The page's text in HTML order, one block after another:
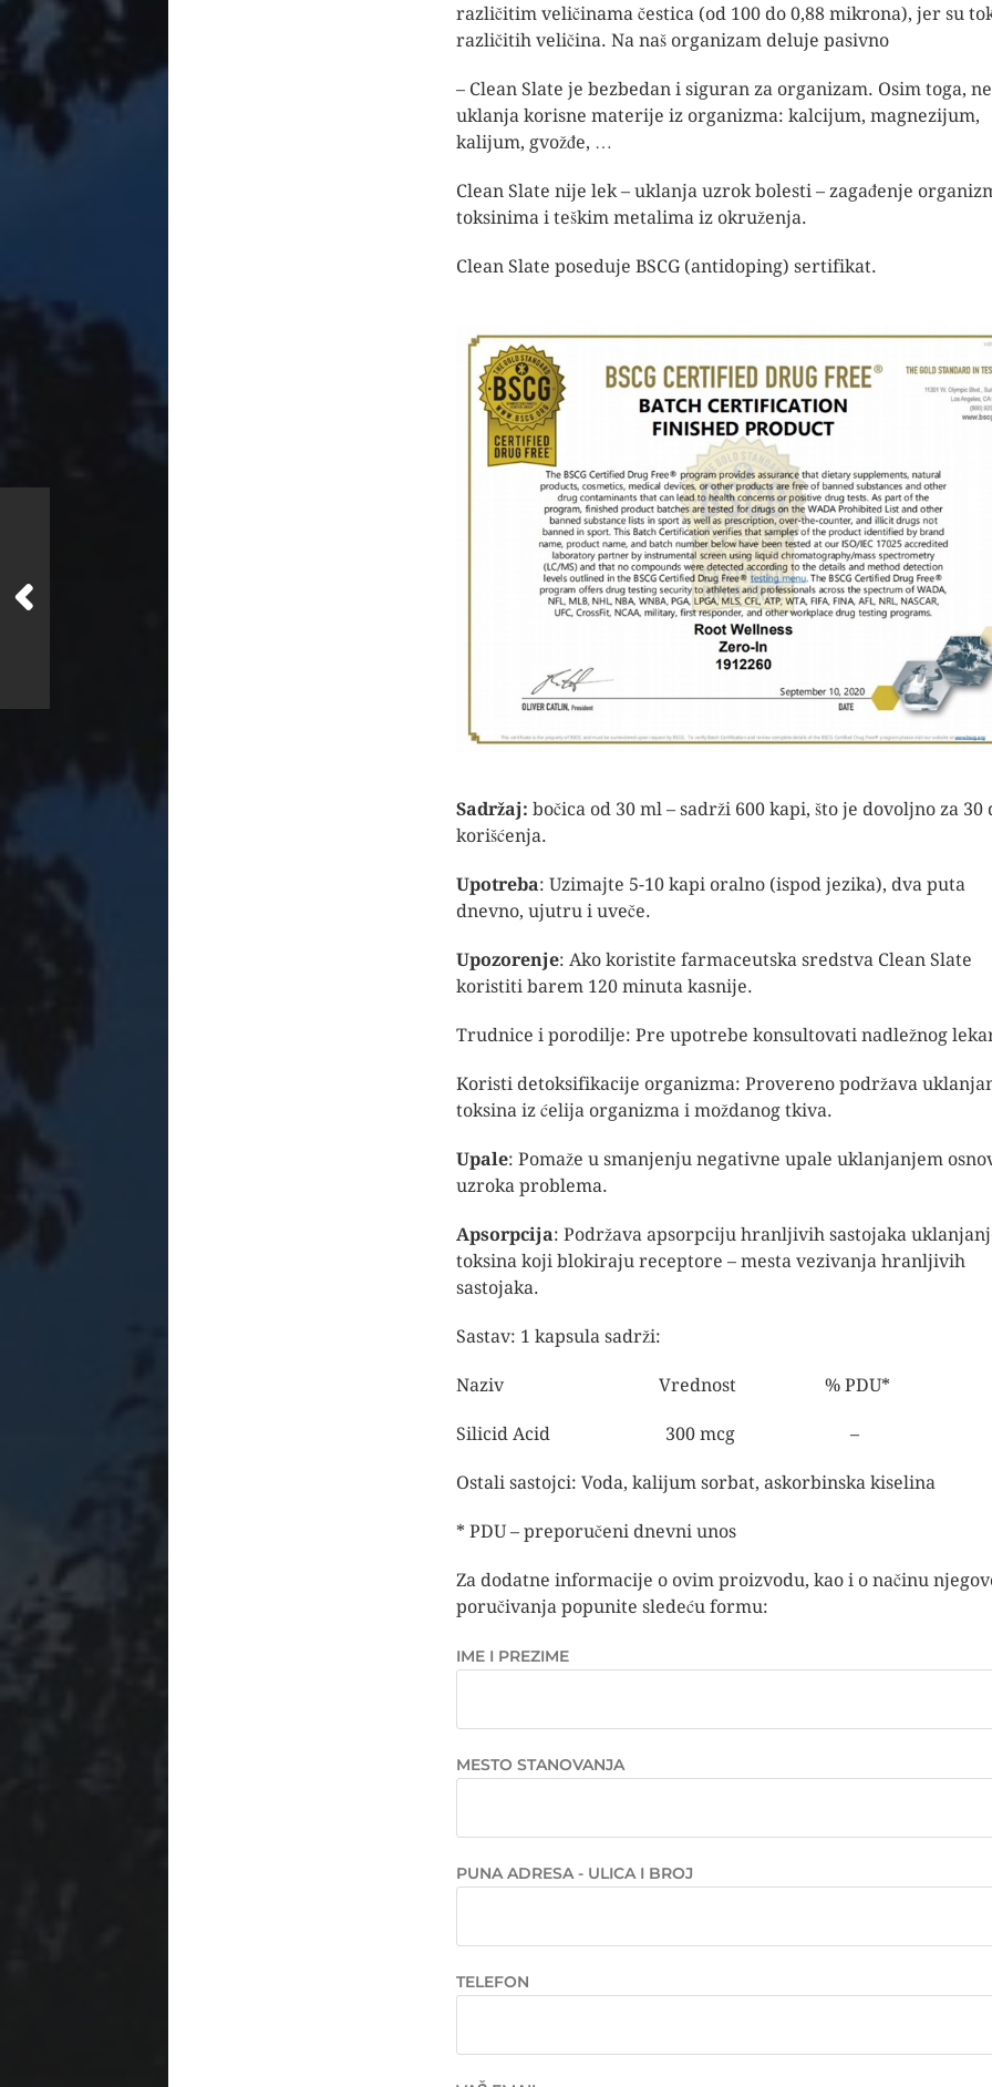
različitim veličinama čestica (od 100 do 0,88 mikrona), jer su
različitih veličina. Na naš organizam deluje pasivno
– Clean Slate je bezbedan i siguran za organizam. Osim toga, ne
uklanja korisne materije iz organizma: kalcijum, magnezijum,
kalijum, gvožđe, …
Clean Slate nije lek – uklanja uzrok bolesti – zagađenje
toksinima i teškim metalima iz okruženja.
Clean Slate poseduje BSCG (antidoping) sertifikat.
Sadržaj: bočica od 30 ml – sadrži 600 kapi, što je dovoljno za 30
korišćenja.
Upotreba: Uzimajte 5-10 kapi oralno (ispod jezika), dva puta
dnevno, ujutru i uveče.
Upozorenje: Ako koristite farmaceutska sredstva Clean Slate
koristiti barem 120 minuta kasnije.
Trudnice i porodilje: Pre upotrebe konsultovati nadležnog
Koristi detoksifikacije organizma: Provereno podržava
toksina iz ćelija organizma i moždanog tkiva.
Upale: Pomaže u smanjenju negativne upale uklanjanjem
uzroka problema.
Apsorpcija: Podržava apsorpciju hranljivih sastojaka
toksina koji blokiraju receptore – mesta vezivanja hranljivih
sastojaka.
Sastav: 1 kapsula sadrži:
Naziv Vrednost % PDU*
Silicid Acid 300 mcg –
Ostali sastojci: Voda, kalijum sorbat, askorbinska kiselina
* PDU – preporučeni dnevni unos
Za dodatne informacije o ovim proizvodu, kao i o načinu
poručivanja popunite sledeću formu:
IME I PREZIME
MESTO STANOVANJA
PUNA ADRESA - ULICA I BROJ
TELEFON